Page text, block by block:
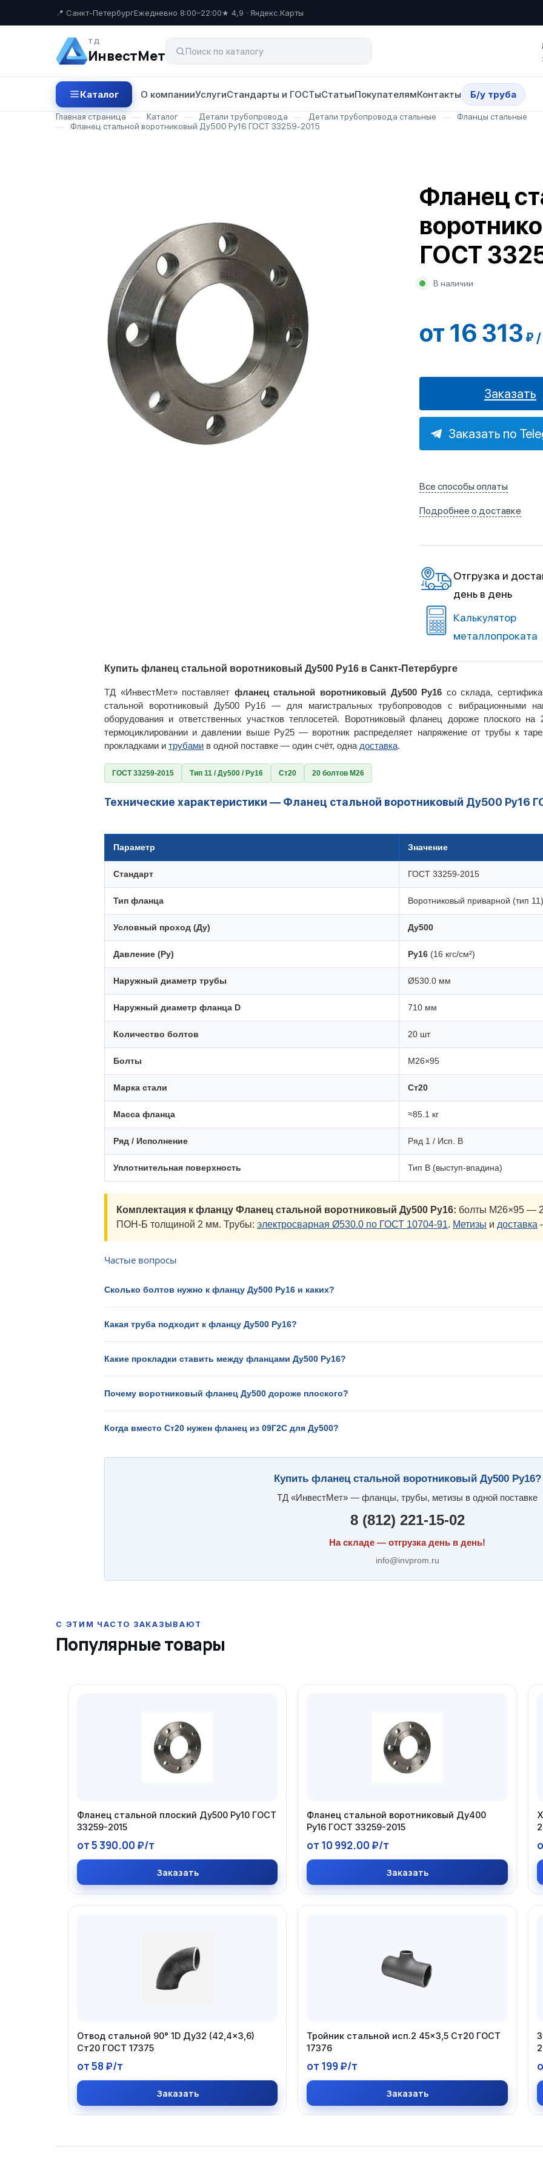
📍 Санкт-ПетербургЕжедневно 8:00–22:00★ 4,9 · Яндекс.Карты
ТД
ИнвестМет
Каталог О компанииУслугиСтандарты и ГОСТыСтатьиПокупателямКонтакты Б/у труба
Главная страница — Каталог — Детали трубопровода — Детали трубопровода стальные —
Фланцы стальные
—
Фланец стальной воротниковый Ду500 Ру16 ГОСТ 33259-2015
Фланец
ГОСТ
В наличии
от 16 313 ₽ /
Заказать
Заказать по
Все способы оплаты
Подробнее о доставке
Отгрузка и
день в день
Калькулятор
металлопроката
Купить фланец стальной воротниковый Ду500 Ру16 в Санкт-Петербурге
ТД «ИнвестМет» поставляет фланец стальной воротниковый Ду500 Ру16 со склада,
стальной воротниковый Ду500 Ру16 — для магистральных трубопроводов с вибрационными
оборудования и ответственных участков теплосетей. Воротниковый фланец дороже плоского
термоциклировании и давлении выше Ру25 — воротник распределяет напряжение от трубы к
прокладками и трубами в одной поставке — один счёт, одна доставка.
ГОСТ 33259-2015 Тип 11 / Ду500 / Ру16 Ст20 20 болтов М26
Технические характеристики — Фланец стальной воротниковый Ду500 Ру16
Параметр Значение
Стандарт ГОСТ 33259-2015
Тип фланца Воротниковый приварной (тип 11)
Условный проход (Ду) Ду500
Давление (Ру) Ру16 (16 кгс/см²)
Наружный диаметр трубы Ø530.0 мм
Наружный диаметр фланца D 710 мм
Количество болтов 20 шт
Болты М26×95
Марка стали Ст20
Масса фланца ≈85.1 кг
Ряд / Исполнение Ряд 1 / Исп. B
Уплотнительная поверхность Тип B (выступ-впадина)
Комплектация к фланцу Фланец стальной воротниковый Ду500 Ру16: болты М26×95 —
ПОН-Б толщиной 2 мм. Трубы: электросварная Ø530.0 по ГОСТ 10704-91. Метизы и доставка
Частые вопросы
Сколько болтов нужно к фланцу Ду500 Ру16 и каких?
Какая труба подходит к фланцу Ду500 Ру16?
Какие прокладки ставить между фланцами Ду500 Ру16?
Почему воротниковый фланец Ду500 дороже плоского?
Когда вместо Ст20 нужен фланец из 09Г2С для Ду500?
Купить фланец стальной воротниковый Ду500 Ру16?
ТД «ИнвестМет» — фланцы, трубы, метизы в одной поставке
8 (812) 221-15-02
На складе — отгрузка день в день!
info@invprom.ru
Популярные товары
Фланец стальной плоский Ду500 Ру10 ГОСТ
33259-2015
от 5 390.00 ₽/т
Заказать
Фланец стальной воротниковый Ду400
Ру16 ГОСТ 33259-2015
от 10 992.00 ₽/т
Заказать
Отвод стальной 90° 1D Ду32 (42,4×3,6)
Ст20 ГОСТ 17375
от 58 ₽/т
Заказать
Тройник стальной исп.2 45×3,5 Ст20 ГОСТ
17376
от 199 ₽/т
Заказать